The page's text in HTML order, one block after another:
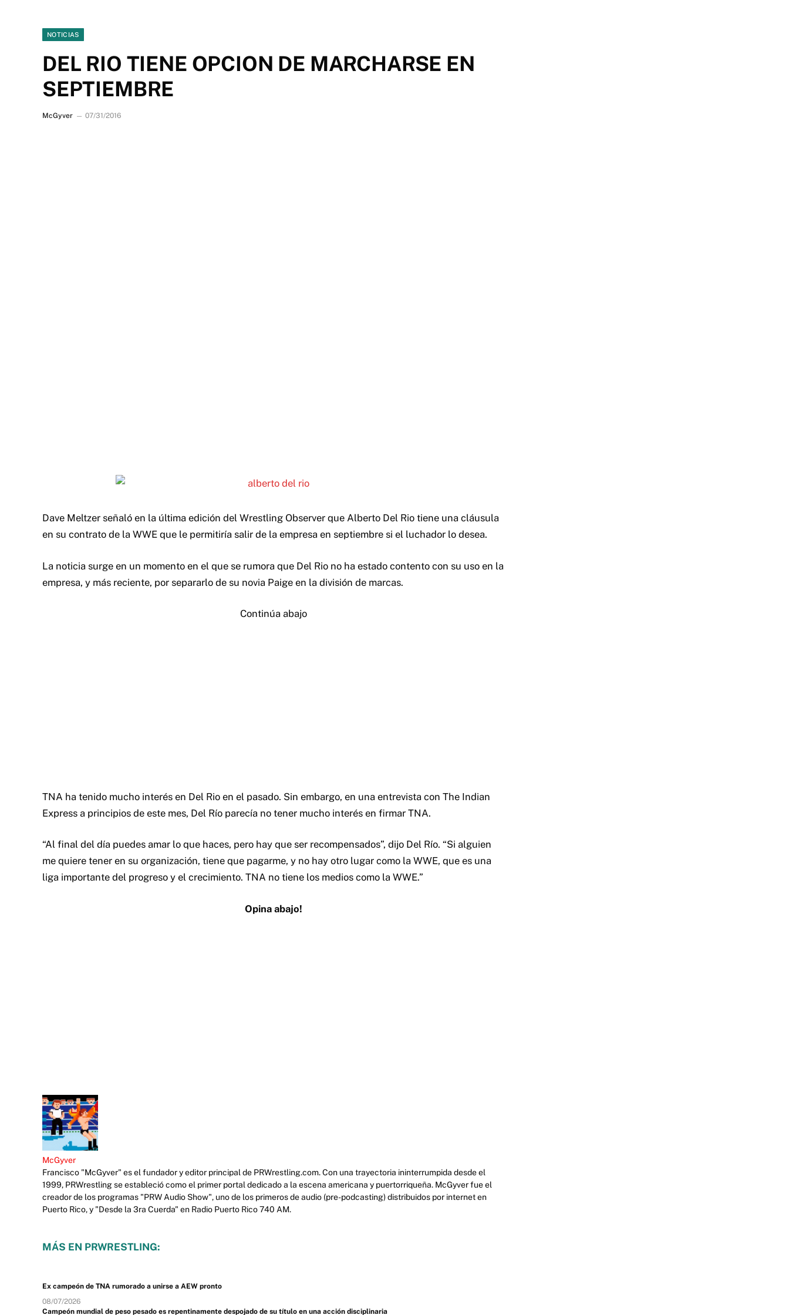
NOTICIAS
DEL RIO TIENE OPCION DE MARCHARSE EN
SEPTIEMBRE
McGyver 07/31/2016
Dave Meltzer señaló en la última edición del Wrestling Observer que Alberto Del Rio tiene una cláusula
en su contrato de la WWE que le permitiría salir de la empresa en septiembre si el luchador lo desea.
La noticia surge en un momento en el que se rumora que Del Rio no ha estado contento con su uso en la
empresa, y más reciente, por separarlo de su novia Paige en la división de marcas.
Continúa abajo
TNA ha tenido mucho interés en Del Rio en el pasado. Sin embargo, en una entrevista con The Indian
Express a principios de este mes, Del Río parecía no tener mucho interés en firmar TNA.
“Al final del día puedes amar lo que haces, pero hay que ser recompensados”, dijo Del Río. “Si alguien
me quiere tener en su organización, tiene que pagarme, y no hay otro lugar como la WWE, que es una
liga importante del progreso y el crecimiento. TNA no tiene los medios como la WWE.”
Opina abajo!
McGyver
Francisco "McGyver" es el fundador y editor principal de PRWrestling.com. Con una trayectoria ininterrumpida desde el
1999, PRWrestling se estableció como el primer portal dedicado a la escena americana y puertorriqueña. McGyver fue el
creador de los programas "PRW Audio Show", uno de los primeros de audio (pre-podcasting) distribuidos por internet en
Puerto Rico, y "Desde la 3ra Cuerda" en Radio Puerto Rico 740 AM.
MÁS EN PRWRESTLING:
Ex campeón de TNA rumorado a unirse a AEW pronto
08/07/2026
Campeón mundial de peso pesado es repentinamente despojado de su título en una acción disciplinaria